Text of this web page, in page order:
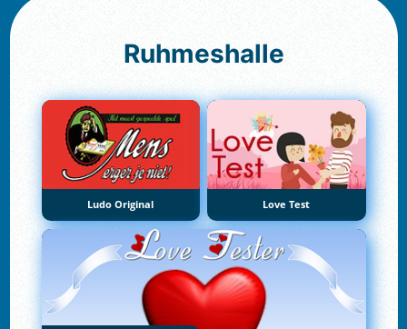
Ruhmeshalle
Ludo Original Love Test